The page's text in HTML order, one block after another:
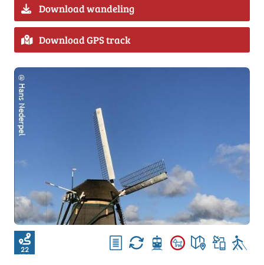
Download wandeling
Download GPS track
22
KM